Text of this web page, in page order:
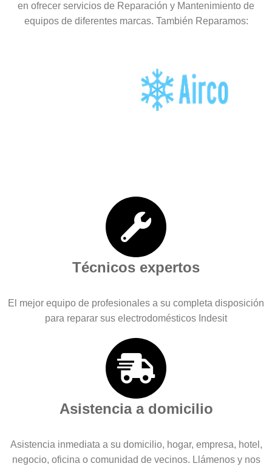
en ofrecer servicios de Reparación y Mantenimiento de
equipos de diferentes marcas. También Reparamos:
Técnicos expertos
El mejor equipo de profesionales a su completa disposición
para reparar sus electrodomésticos Indesit
Asistencia a domicilio
Asistencia inmediata a su domicilio, hogar, empresa, hotel,
negocio, oficina o comunidad de vecinos. Llámenos y nos